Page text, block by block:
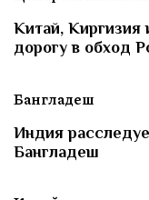
Китай, Киргизия
дорогу в обход
Бангладеш
Индия
Бангладеш